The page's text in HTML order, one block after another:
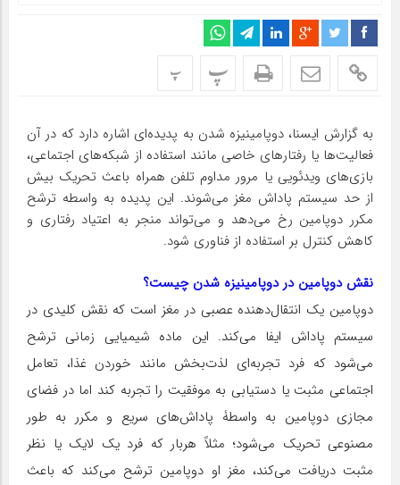
پ پ
به گزارش ایسنا، دوپامینیزه شدن به پدیده‌ای اشاره دارد که در آن
فعالیت‌ها یا رفتارهای خاصی مانند استفاده از شبکه‌های اجتماعی،
بازی‌های ویدئویی یا مرور مداوم تلفن همراه باعث تحریک بیش
از حد سیستم پاداش مغز می‌شوند. این پدیده به واسطه ترشح
مکرر دوپامین رخ می‌دهد و می‌تواند منجر به اعتیاد رفتاری و
کاهش کنترل بر استفاده از فناوری شود.
نقش دوپامین در دوپامینیزه شدن چیست؟
دوپامین یک انتقال‌دهنده عصبی در مغز است که نقش کلیدی در
سیستم پاداش ایفا می‌کند. این ماده شیمیایی زمانی ترشح
می‌شود که فرد تجربه‌ای لذت‌بخش مانند خوردن غذا، تعامل
اجتماعی مثبت یا دستیابی به موفقیت را تجربه کند اما در فضای
مجازی دوپامین به واسطۀ پاداش‌های سریع و مکرر به طور
مصنوعی تحریک می‌شود؛ مثلاً هربار که فرد یک لایک یا نظر
مثبت دریافت می‌کند، مغز او دوپامین ترشح می‌کند که باعث